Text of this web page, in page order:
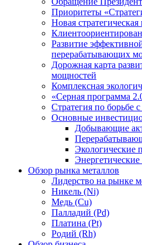
Приоритеты
Новая
Развитие
перерабатывающих
Дорожная карта
мощностей
Комплексная
«Серная программа
Стратегия по борьбе
Основные
Добывающие
Экологические
Обзор рынка металлов
Лидерство на рынке
Никель (Ni)
Медь (Cu)
Палладий (Pd)
Платина (Pt)
Родий (Rh)